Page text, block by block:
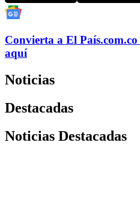
Convierta a El País.com.co
aquí
Noticias
Destacadas
Noticias Destacadas